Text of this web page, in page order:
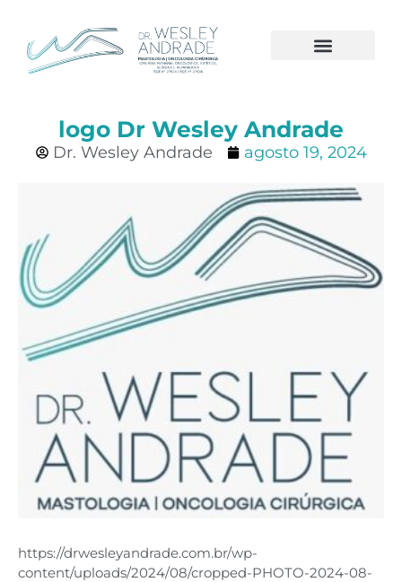
logo Dr Wesley Andrade
Dr. Wesley Andrade agosto 19, 2024
https://drwesleyandrade.com.br/wp-
content/uploads/2024/08/cropped-PHOTO-2024-08-